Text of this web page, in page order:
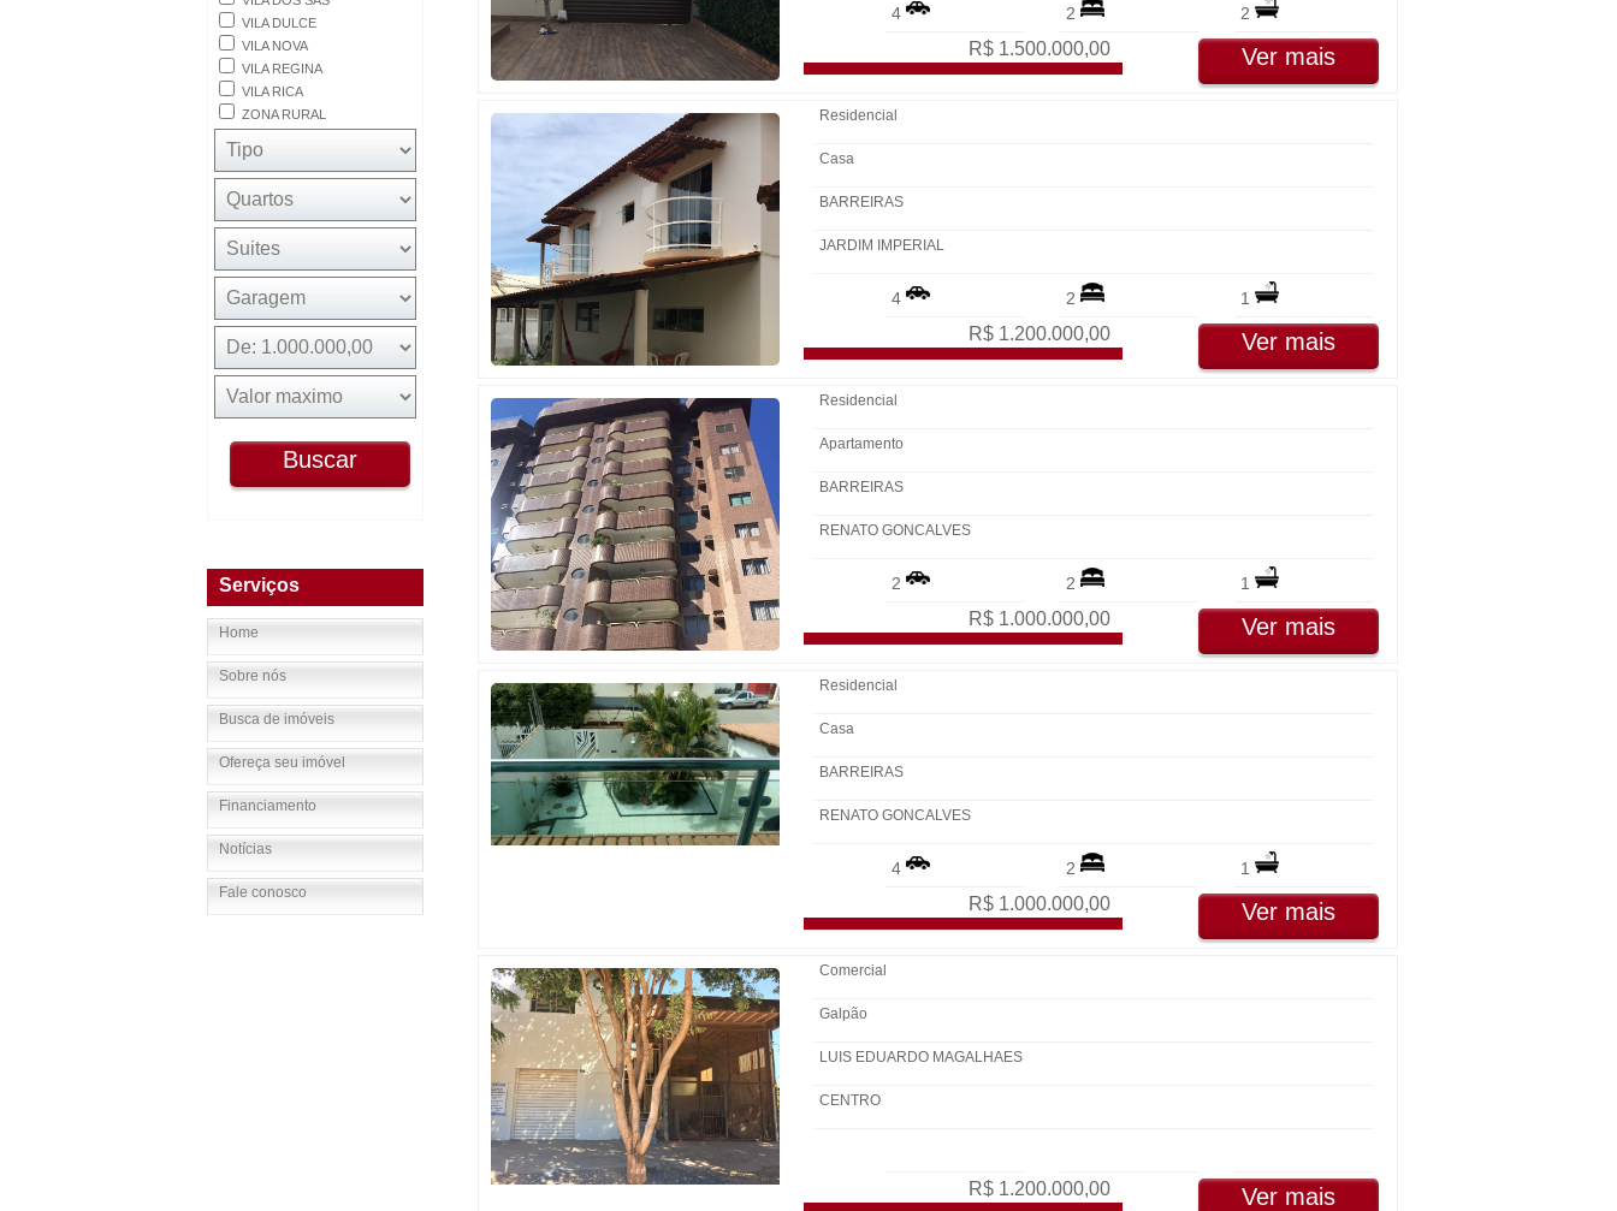
VILA DULCE
VILA NOVA
VILA REGINA
VILA RICA
ZONA RURAL
Buscar
Serviços
Home
Sobre nós
Busca de imóveis
Ofereça seu imóvel
Financiamento
Notícias
Fale conosco
2
2
4
R$ 1.500.000,00 Ver mais
Residencial
Casa
BARREIRAS
JARDIM IMPERIAL
1
2
4
R$ 1.200.000,00 Ver mais
Residencial
Apartamento
BARREIRAS
RENATO GONCALVES
1
2
2
R$ 1.000.000,00 Ver mais
Residencial
Casa
BARREIRAS
RENATO GONCALVES
1
2
4
R$ 1.000.000,00 Ver mais
Comercial
Galpão
LUIS EDUARDO MAGALHAES
CENTRO
R$ 1.200.000,00 Ver mais